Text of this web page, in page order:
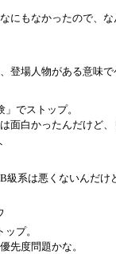
にもなかったので、
登場人物がある意味で
でストップ。
面白かったんだけど
級系は悪くないんだ
プ。
先度問題かな。